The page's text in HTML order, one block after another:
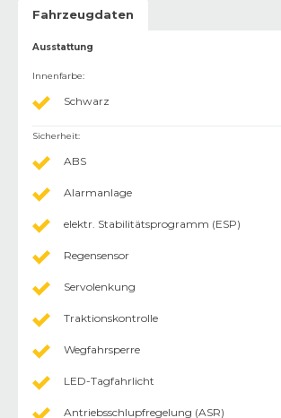
Fahrzeugdaten
Ausstattung
Innenfarbe:
Schwarz
Sicherheit:
ABS
Alarmanlage
elektr. Stabilitätsprogramm (ESP)
Regensensor
Servolenkung
Traktionskontrolle
Wegfahrsperre
LED-Tagfahrlicht
Antriebsschlupfregelung (ASR)